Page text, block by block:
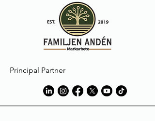
Macron cannot accept any liability for
discolouration or damage to
garments resulting from staining
caused by elements foreign to the
materials used in manufacture.
suivant des standards élevés et sont
soumis à des procédures sévères de
contrôle qualité.
Les vêtements peuvent subir une
décoloration au contact de
Principal Partner